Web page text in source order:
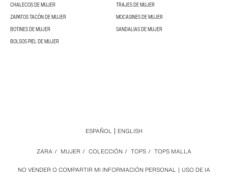
CHALECOS DE MUJER
TRAJES DE MUJER
ZAPATOS TACÓN DE MUJER
MOCASINES DE MUJER
BOTINES DE MUJER
SANDALIAS DE MUJER
BOLSOS PIEL DE MUJER
NO VENDER O COMPARTIR MI INFORMACIÓN PERSONAL USO DE IA
ZARA / MUJER / COLECCIÓN / TOPS / TOPS MALLA
ESPAÑOL ENGLISH